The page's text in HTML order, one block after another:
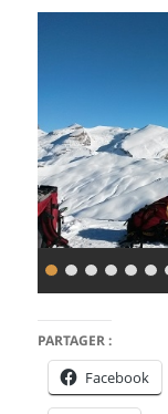
PARTAGER :
Facebook